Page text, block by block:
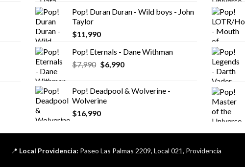
Pop! Duran Duran - Wild boys - John
Taylor
$11,990
Pop! Eternals - Dane Withman
$7,990 El
era:
$7,990.
$6,990El
es:
Pop! Deadpool & Wolverine -
Wolverine
$16,990
📍 Local Providencia: Paseo Las Palmas 2209, Local 021, Providencia